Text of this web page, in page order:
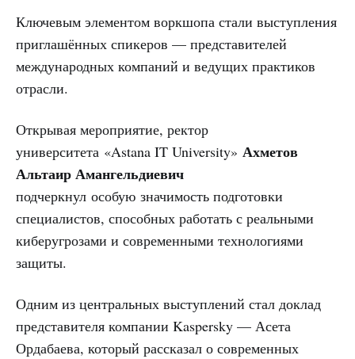
Ключевым элементом воркшопа стали выступления
приглашённых спикеров — представителей
международных компаний и ведущих практиков
отрасли.
Открывая мероприятие, ректор
университета «Astana IT University» Ахметов
Альтаир Амангельдиевич
подчеркнул особую значимость подготовки
специалистов, способных работать с реальными
киберугрозами и современными технологиями
защиты.
Одним из центральных выступлений стал доклад
представителя компании Kaspersky — Асета
Ордабаева, который рассказал о современных